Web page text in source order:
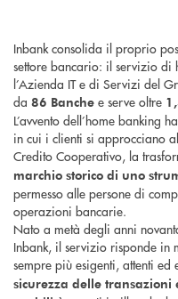
Inbank consolida il proprio
settore bancario: il servizio di
l’Azienda IT e di Servizi del
da 86 Banche e serve oltre
L’avvento dell’home banking
in cui i clienti si approcciano
Credito Cooperativo, la
marchio storico di uno
permesso alle persone di
operazioni bancarie.
Nato a metà degli anni
Inbank, il servizio risponde in
sempre più esigenti, attenti ed
sicurezza delle